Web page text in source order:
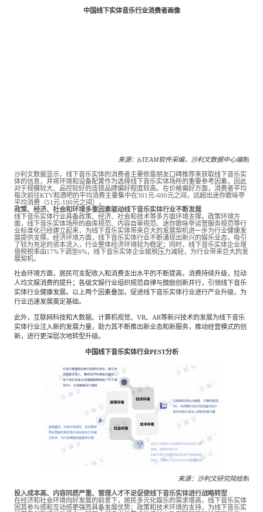
中国线下实体音乐行业消费者画像
来源：fsTEAM软件采编，沙利文数据中心编制
沙利文数据显示，线下音乐实体的消费者主要依靠朋友口碑推荐来获取线下音乐实
体的信息，并将环境和设备配置作为选择线下音乐实体场所的重要参考因素，因此
对于规模较大、品控较好的连锁品牌偏好程度较高。在价格偏好方面，消费者平均
每次前往KTV和酒吧的平均消费主要集中在301元-600元之间，远超出迷你歌咏亭
平均消费（51元-100元之间）。
政策、经济、社会和环境多重因素驱动线下音乐实体行业不断发展
线下音乐实体行业具备政策、经济、社会和技术等多方面环境支撑。政策环境方
面，线下音乐实体场所的曲库规范、内容自审规范、迷你歌咏亭运营服务规范等行
业标准化已经建立起来，为线下音乐实体带来巨大的发展契机进一步为行业健康发
展提供支撑。经济环境方面，线下音乐实体行业不断涌现出新兴的娱乐业态，吸引
了较为充足的资本流入，行业整体经济环境较为稳定；同时，线下音乐实体企业增
值税税率由17%下调至6%，线下音乐实体企业赋税压力减轻，为行业带来巨大的发
展契机。
社会环境方面，居民可支配收入和消费支出水平的不断提高，消费持续升级，拉动
人均文娱消费的提升；各级文娱行业组织规范自律与鼓励创新并行，引领线下音乐
实体行业健康发展。以上两个因素叠加，促进线下音乐实体行业进行产业升级，为
行业迅速发展奠定基础。
此外，互联网科技和大数据、计算机视觉、VR、AR等新兴技术的发展为线下音乐
实体行业注入新的发展力量，助力其不断推出新业态和新服务，推动经营模式的创
新，进行更深层次地转型升级。
中国线下音乐实体行业PEST分析
来源： 沙利文研究院绘制
投入成本高、内容同质严重、管理人才不足促使线下音乐实体进行战略转型
在经济和社会环境向好发展的前景下，居民多元化娱乐的需求增高，线下音乐实体
因其参与感和互动感更强而具备发展优势；政策和技术环境的支持，为线下音乐实